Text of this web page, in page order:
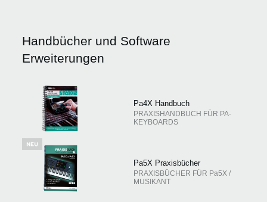
Über KORG
Handbücher und Software
Erweiterungen
Pa4X Handbuch
PRAXISHANDBUCH FÜR PA-
KEYBOARDS
Pa5X Praxisbücher
PRAXISBÜCHER FÜR Pa5X /
MUSIKANT